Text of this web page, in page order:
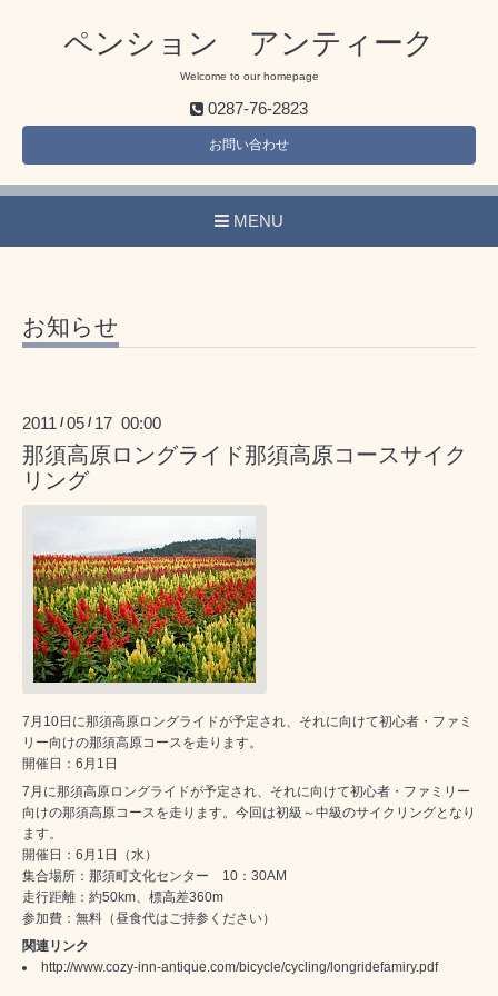
ペンション アンティーク
Welcome to our homepage
0287-76-2823
お問い合わせ
MENU
お知らせ
2011 /05 / 17 00:00
那須高原ロングライド那須高原コースサイク
リング
7月10日に那須高原ロングライドが予定され、それに向けて初心者・ファミ
リー向けの那須高原コースを走ります。
開催日：6月1日
7月に那須高原ロングライドが予定され、それに向けて初心者・ファミリー
向けの那須高原コースを走ります。今回は初級～中級のサイクリングとなり
ます。
開催日：6月1日（水）
集合場所：那須町文化センター 10：30AM
走行距離：約50km、標高差360m
参加費：無料（昼食代はご持参ください）
関連リンク
http://www.cozy-inn-antique.com/bicycle/cycling/longridefamiry.pdf